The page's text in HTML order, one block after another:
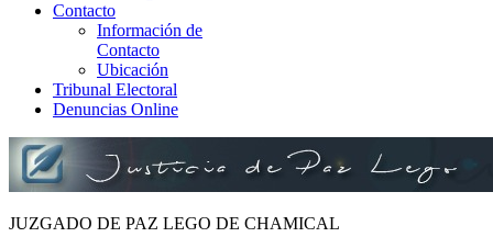
Contacto
Información de
Contacto
Ubicación
Tribunal Electoral
Denuncias Online
JUZGADO DE PAZ LEGO DE CHAMICAL